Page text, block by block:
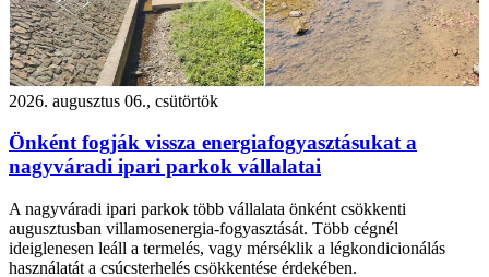
2026. augusztus 06., csütörtök
Önként fogják vissza energiafogyasztásukat a
nagyváradi ipari parkok vállalatai
A nagyváradi ipari parkok több vállalata önként csökkenti
augusztusban villamosenergia-fogyasztását. Több cégnél
ideiglenesen leáll a termelés, vagy mérséklik a légkondicionálás
használatát a csúcsterhelés csökkentése érdekében.